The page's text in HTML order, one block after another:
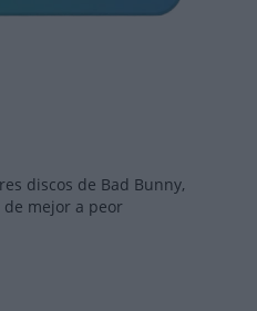
discos de Bad Bunny,
de mejor a peor